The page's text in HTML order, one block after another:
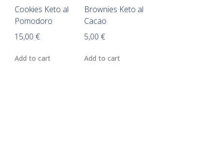
Cookies Keto al
Pomodoro
15,00 €
Add to cart
Brownies Keto al
Cacao
5,00 €
Add to cart